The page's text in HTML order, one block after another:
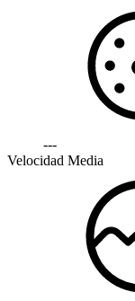
---
Velocidad Media